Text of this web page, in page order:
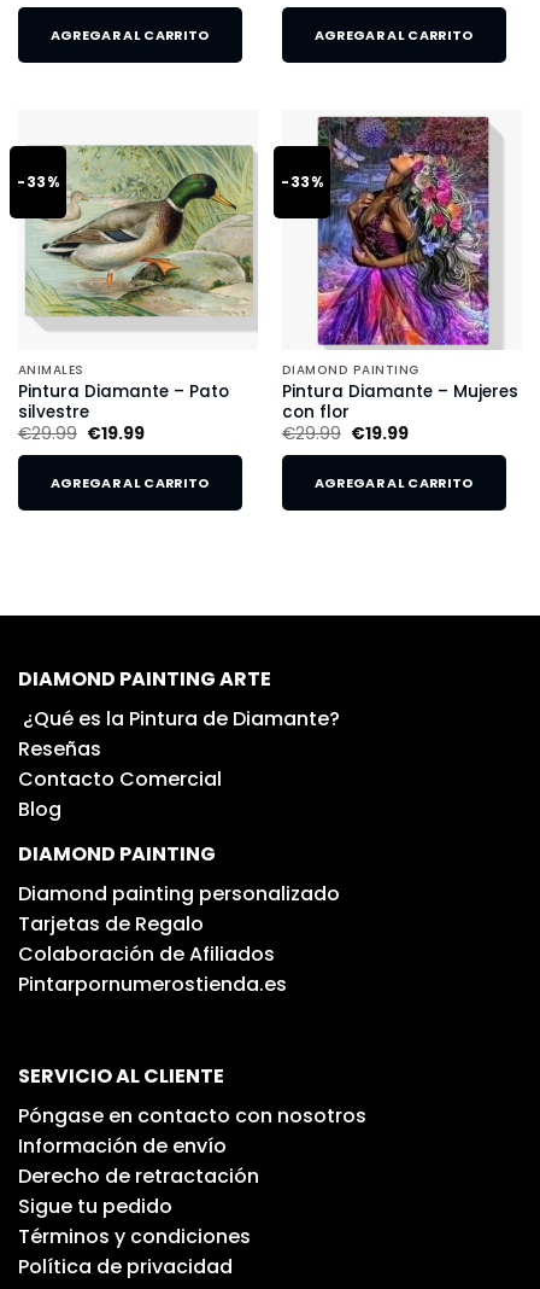
AGREGAR AL CARRITO AGREGAR AL CARRITO
-33%
ANIMALES
Pintura Diamante – Pato
silvestre
€29.99 €19.99
AGREGAR AL CARRITO
-33%
DIAMOND PAINTING
Pintura Diamante – Mujeres
con flor
€29.99 €19.99
AGREGAR AL CARRITO
DIAMOND PAINTING ARTE
¿Qué es la Pintura de Diamante?
Reseñas
Contacto Comercial
Blog
DIAMOND PAINTING
Diamond painting personalizado
Tarjetas de Regalo
Colaboración de Afiliados
Pintarpornumerostienda.es
SERVICIO AL CLIENTE
Póngase en contacto con nosotros
Información de envío
Derecho de retractación
Sigue tu pedido
Términos y condiciones
Política de privacidad